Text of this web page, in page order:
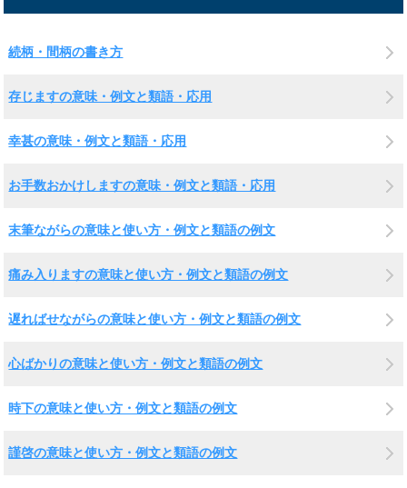
続柄・間柄の書き方
存じますの意味・例文と類語・応用
幸甚の意味・例文と類語・応用
お手数おかけしますの意味・例文と類語・応用
末筆ながらの意味と使い方・例文と類語の例文
痛み入りますの意味と使い方・例文と類語の例文
遅ればせながらの意味と使い方・例文と類語の例文
心ばかりの意味と使い方・例文と類語の例文
時下の意味と使い方・例文と類語の例文
謹啓の意味と使い方・例文と類語の例文